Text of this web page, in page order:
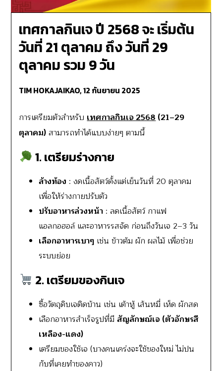
เทศกาลกินเจ ปี 2568 จะ เริ่มต้น
วันที่ 21 ตุลาคม ถึง วันที่ 29
ตุลาคม รวม 9 วัน
TIM HOKAJAIKAO,12 กันยายน 2025
การเตรียมตัวสำหรับเทศกาลกินเจ 2568(21–29
ตุลาคม)สามารถทำได้แบบง่ายๆ ตามนี้
1. เตรียมร่างกาย
ล้างท้อง : งดเนื้อสัตว์ตั้งแต่เย็นวันที่ 20 ตุลาคม
เพื่อให้ร่างกายปรับตัว
ปรับอาหารล่วงหน้า : ลดเนื้อสัตว์ กาแฟ
แอลกอฮอล์ และอาหารรสจัด ก่อนถึงวันเจ 2–3 วัน
เลือกอาหารเบาๆ เช่น ข้าวต้ม ผัก ผลไม้ เพื่อช่วย
ระบบย่อย
2. เตรียมของกินเจ
ซื้อวัตถุดิบเจติดบ้าน เช่น เต้าหู้ เส้นหมี่ เห็ด ผักสด
เลือกอาหารสำเร็จรูปที่มีสัญลักษณ์เจ (ตัวอักษรสี
เหลือง-แดง)
เตรียมของใช้เจ (บางคนเคร่งจะใช้ของใหม่ ไม่ปน
กับที่เคยทำของคาว)